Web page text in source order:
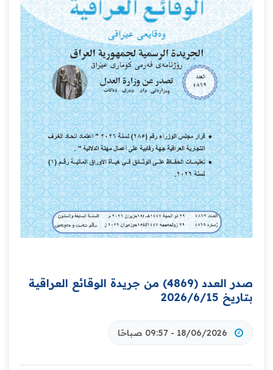
صدر العدد (4869) من جريدة الوقائع العراقية
بتاريخ 2026/6/15
18/06/2026 - 09:57 صباحًا